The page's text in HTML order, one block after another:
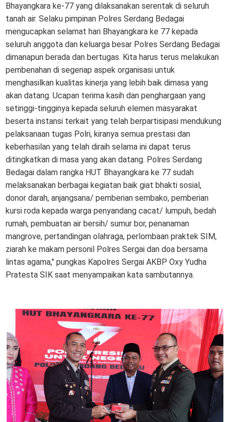
Bhayangkara ke-77 yang dilaksanakan serentak di seluruh
tanah air. Selaku pimpinan Polres Serdang Bedagai
mengucapkan selamat hari Bhayangkara ke 77 kepada
seluruh anggota dan keluarga besar Polres Serdang Bedagai
dimanapun berada dan bertugas. Kita harus terus melakukan
pembenahan di segenap aspek organisasi untuk
menghasilkan kualitas kinerja yang lebih baik dimasa yang
akan datang. Ucapan terima kasih dan penghargaan yang
setinggi-tingginya kepada seluruh elemen masyarakat
beserta instansi terkait yang telah berpartisipasi mendukung
pelaksanaan tugas Polri, kiranya semua prestasi dan
keberhasilan yang telah diraih selama ini dapat terus
ditingkatkan di masa yang akan datang. Polres Serdang
Bedagai dalam rangka HUT Bhayangkara ke 77 sudah
melaksanakan berbagai kegiatan baik giat bhakti sosial,
donor darah, anjangsana/ pemberian sembako, pemberian
kursi roda kepada warga penyandang cacat/ lumpuh, bedah
rumah, pembuatan air bersih/ sumur bor, penanaman
mangrove, pertandingan olahraga, perlombaan praktek SIM,
ziarah ke makam personil Polres Sergai dan doa bersama
lintas agama," pungkas Kapolres Sergai AKBP Oxy Yudha
Pratesta SIK saat menyampaikan kata sambutannya.